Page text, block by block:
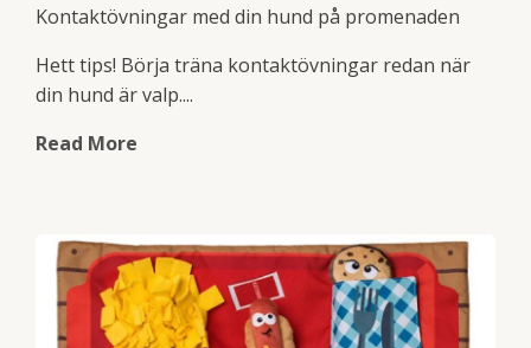
Kontaktövningar med din hund på promenaden
Hett tips! Börja träna kontaktövningar redan när
din hund är valp....
Read More